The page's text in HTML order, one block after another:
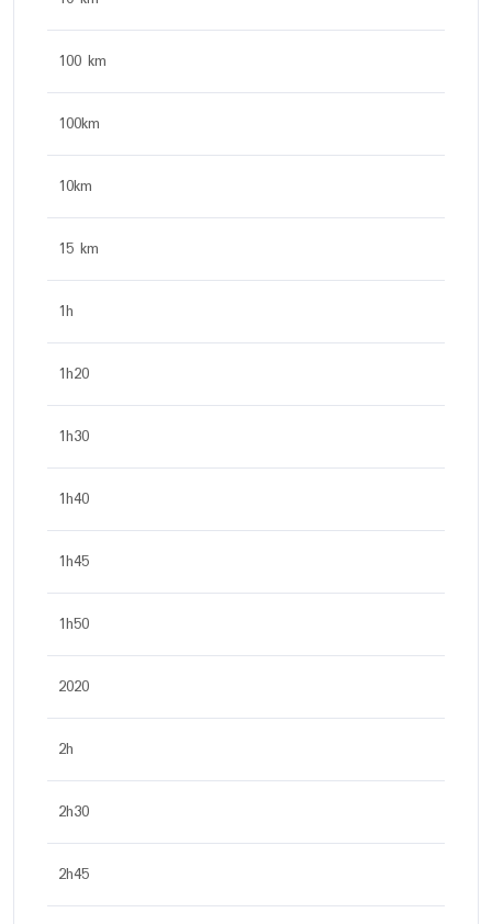
100 km
100km
10km
15 km
1h
1h20
1h30
1h40
1h45
1h50
2020
2h
2h30
2h45